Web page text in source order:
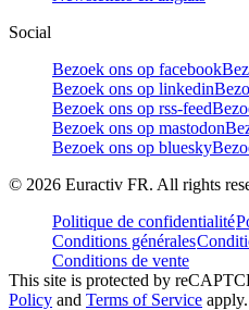
Social
Bezoek ons op facebook
Bezoek ons op linkedin
Bezoek ons op rss-feed
Bezoek ons op mastodon
Bezoek ons op bluesky
© 2026 Euractiv FR. All rights
Politique de confidentialité
Conditions générales
Conditions de vente
This site is protected by
Policy and Terms of Service apply.